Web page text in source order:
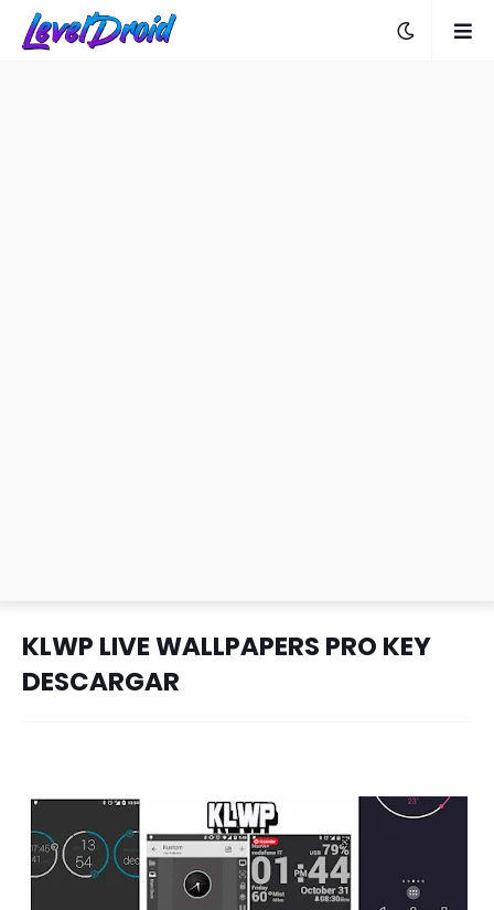
KLWP LIVE WALLPAPERS PRO KEY
DESCARGAR